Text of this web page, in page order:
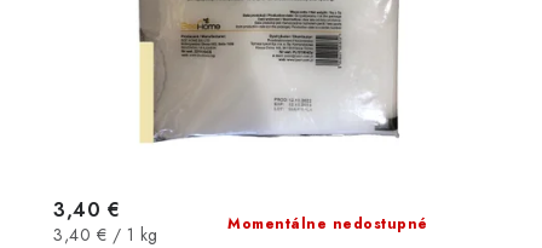
Momentálne nedostupné
3,40 €
Jednotková
3,40 € / 1 kg